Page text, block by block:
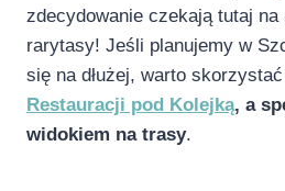
zdecydowanie czekają tutaj na
rarytasy! Jeśli planujemy w
się na dłużej, warto
Restauracji pod Kolejką, a
widokiem na trasy.